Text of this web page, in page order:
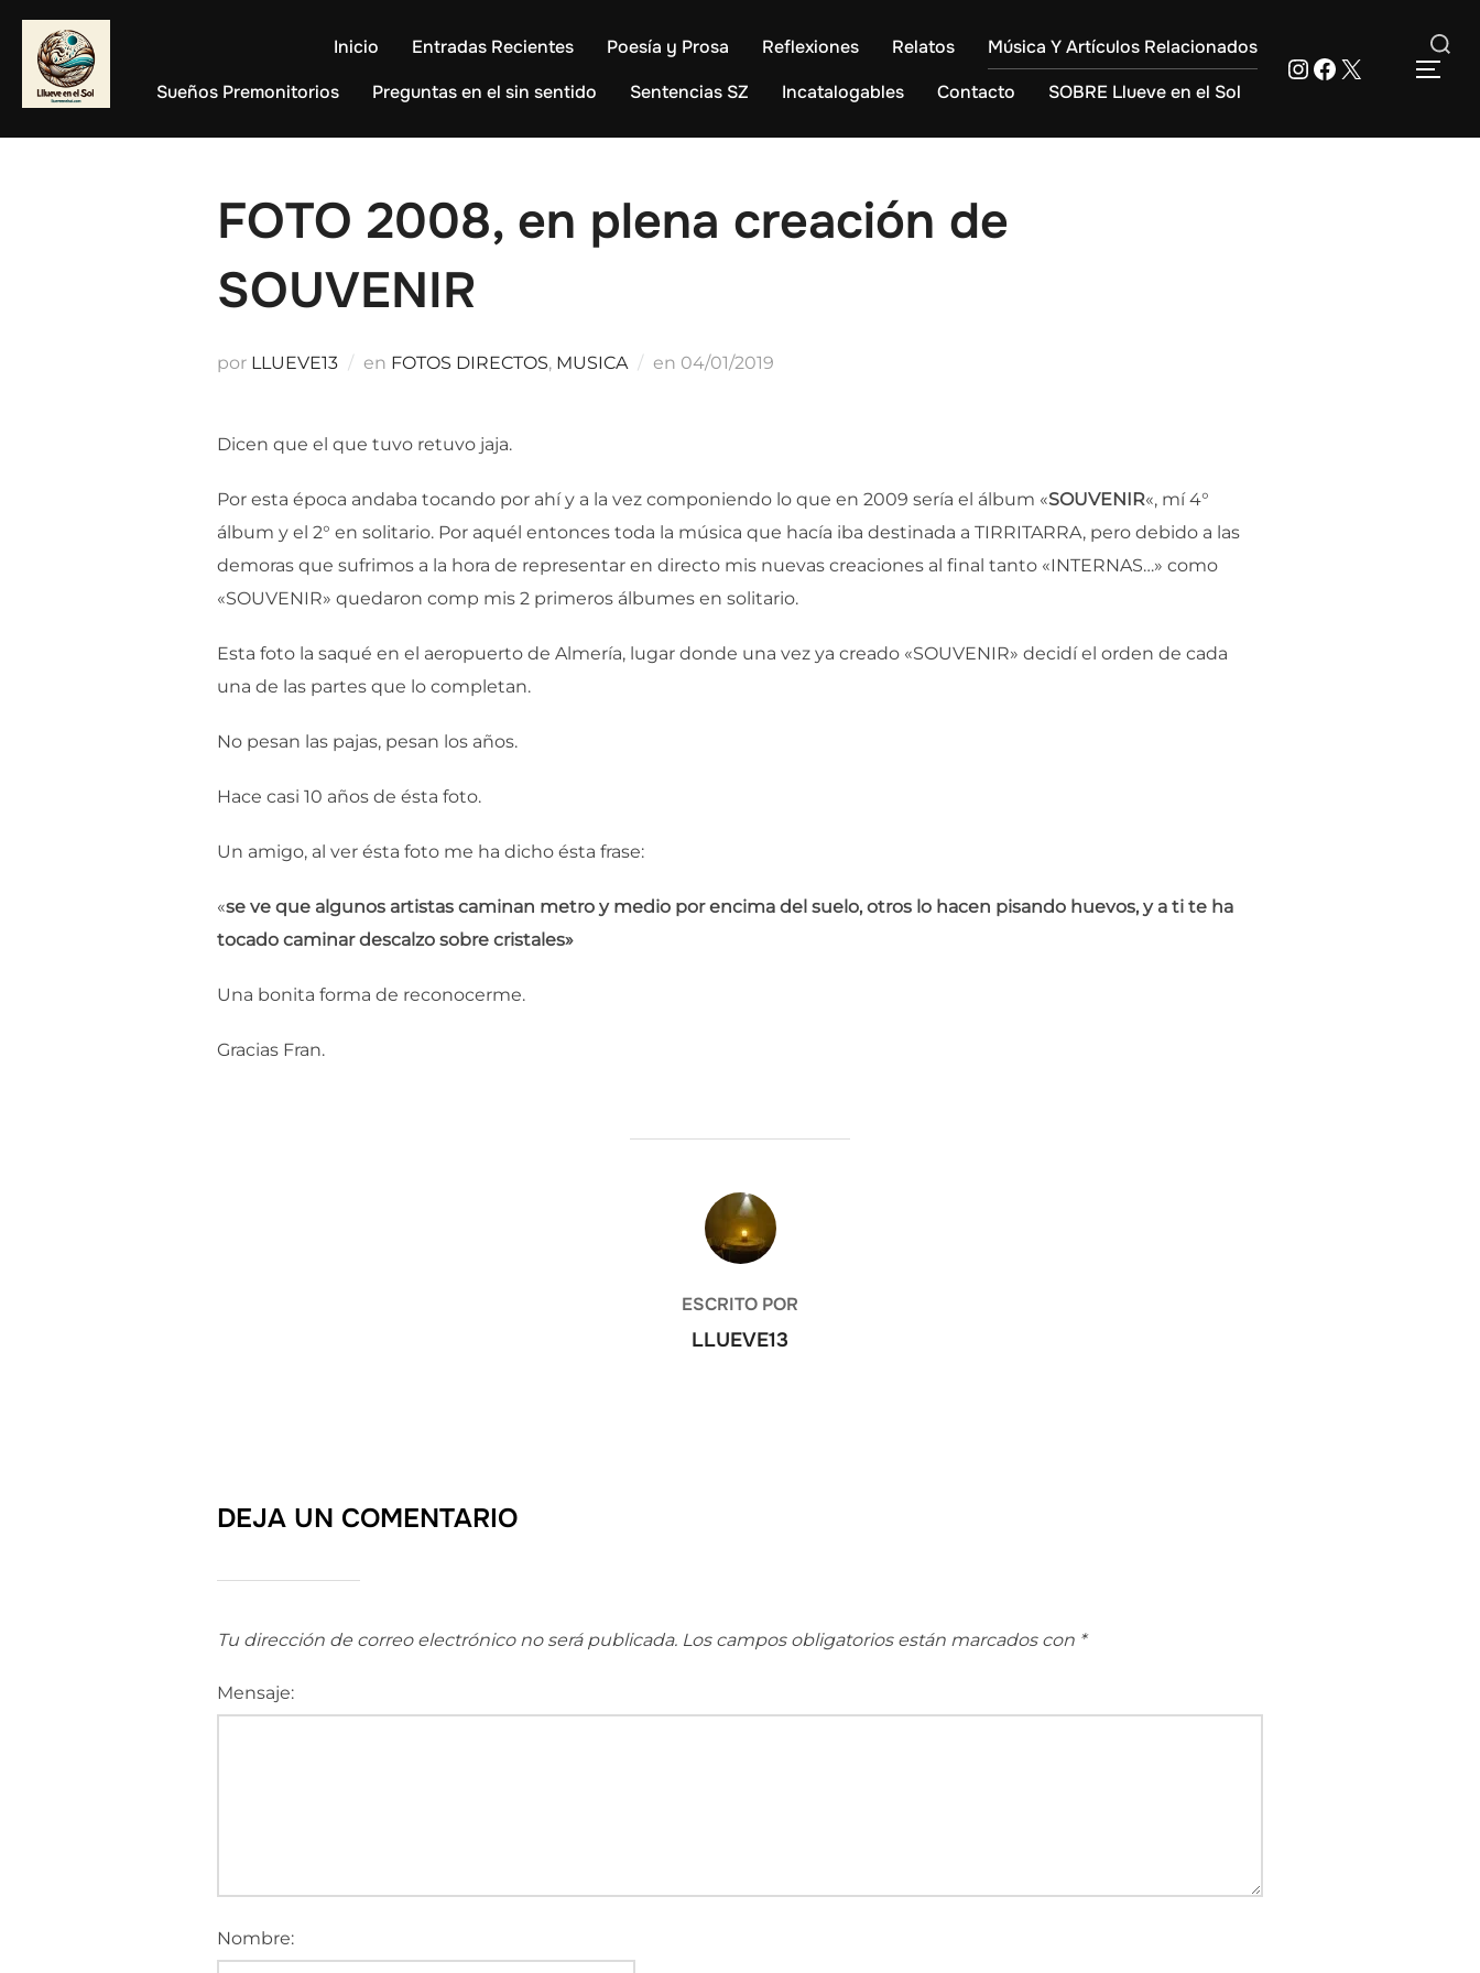
contenido
Inicio Entradas Recientes Poesía y Prosa Reflexiones Relatos
Música Y Artículos Relacionados
Sueños Premonitorios
Preguntas en el sin sentido Sentencias SZ Incatalogables Contacto SOBRE Llueve en el Sol
Instagram
Facebook
X Buscar:
FOTO 2008, en plena creación de
SOUVENIR
por LLUEVE13 en FOTOS DIRECTOS, MUSICA en Publicado
04/01/2019
Dicen que el que tuvo retuvo jaja.
Por esta época andaba tocando por ahí y a la vez componiendo lo que en 2009 sería el álbum «SOUVENIR«, mí 4°
álbum y el 2° en solitario. Por aquél entonces toda la música que hacía iba destinada a TIRRITARRA, pero debido a las
demoras que sufrimos a la hora de representar en directo mis nuevas creaciones al final tanto «INTERNAS…» como
«SOUVENIR» quedaron comp mis 2 primeros álbumes en solitario.
Esta foto la saqué en el aeropuerto de Almería, lugar donde una vez ya creado «SOUVENIR» decidí el orden de cada
una de las partes que lo completan.
No pesan las pajas, pesan los años.
Hace casi 10 años de ésta foto.
Un amigo, al ver ésta foto me ha dicho ésta frase:
«se ve que algunos artistas caminan metro y medio por encima del suelo, otros lo hacen pisando huevos, y a ti te ha
tocado caminar descalzo sobre cristales»
Una bonita forma de reconocerme.
Gracias Fran.
AUTOR DE LA ENTRADA
ESCRITO POR
LLUEVE13
DEJA UN COMENTARIO
Tu dirección de correo electrónico no será publicada. Los campos obligatorios están marcados con *
Mensaje:
Nombre: